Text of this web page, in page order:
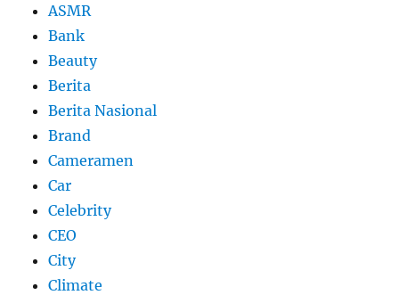
ASMR
Bank
Beauty
Berita
Berita Nasional
Brand
Cameramen
Car
Celebrity
CEO
City
Climate